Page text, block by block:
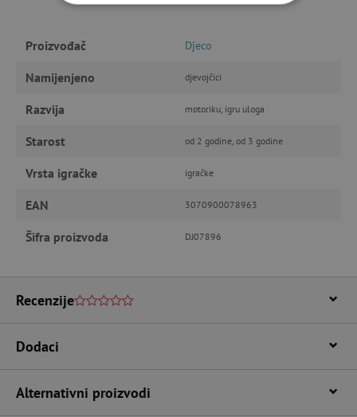
Proizvođač Djeco
Namijenjeno djevojčici
Razvija motoriku, igru uloga
Starost od 2 godine, od 3 godine
Vrsta igračke igračke
EAN 3070900078963
Šifra proizvoda DJ07896
Recenzije
Dodaci
Alternativni proizvodi
NUŽNO POTREBNI KOLAČIĆI
CILJANOST
FUNKCIONALNOST
npr. upis korisnika na stranici te uređivanje
potrebnih kolačića.
Ime
/
www.agatinsvijet.hr